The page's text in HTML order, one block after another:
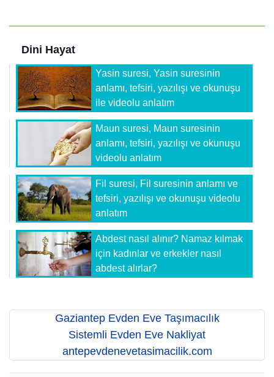
Dini Hayat
Yasin suresi, Yasin suresinin
anlamı, tefsiri, yazılışı ve okunuşu
ile videolu anlatım
Maun suresi, Maun suresinin
anlamı, tefsiri, yazılışı ve okunuşu
videolu anlatım
Fil suresi, Fil suresinin anlamı ve
tefsiri, yazılışı ve okunuşu videolu
anlatım
Abdest nasıl alınır? Namaz kılmak
için kadınlar ve erkekler nasıl
abdest alırlar?
Gaziantep Evden Eve Taşımacılık
Sistemli Evden Eve Nakliyat
antepevdenevetasimacilik.com